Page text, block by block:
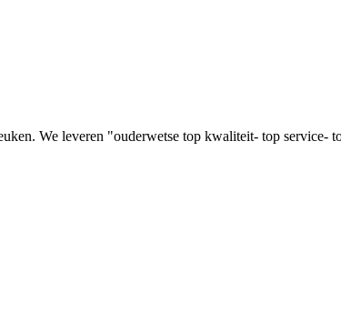
We leveren "ouderwetse top kwaliteit- top service-